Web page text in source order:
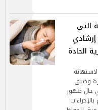
التي
الحادة
وضيق
حال ظهور